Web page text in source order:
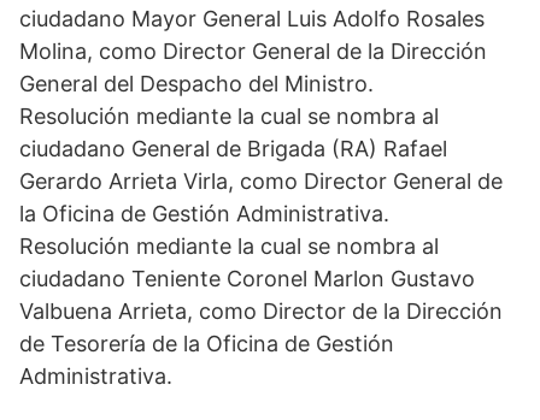
ciudadano Mayor General Luis Adolfo Rosales
Molina, como Director General de la Dirección
General del Despacho del Ministro.
Resolución mediante la cual se nombra al
ciudadano General de Brigada (RA) Rafael
Gerardo Arrieta Virla, como Director General de
la Oficina de Gestión Administrativa.
Resolución mediante la cual se nombra al
ciudadano Teniente Coronel Marlon Gustavo
Valbuena Arrieta, como Director de la Dirección
de Tesorería de la Oficina de Gestión
Administrativa.